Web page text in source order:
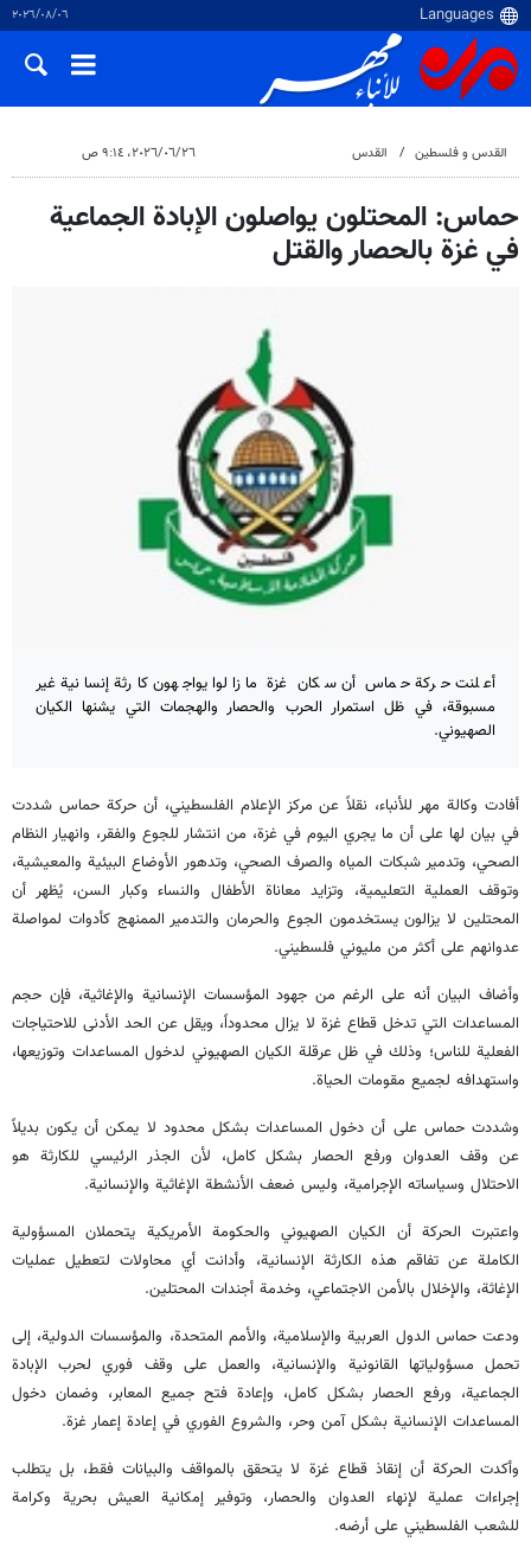
٠٦‏/٠٨‏/٢٠٢٦
القدس و فلسطین القدس ٢٦‏/٠٦‏/٢٠٢٦، ٩:١٤ ص
حماس: المحتلون يواصلون الإبادة الجماعية
في غزة بالحصار والقتل
أعلنت حركة حماس أن سكان غزة ما زالوا يواجهون كارثة إنسانية غير
مسبوقة، في ظل استمرار الحرب والحصار والهجمات التي يشنها الكيان
الصهيوني.
أفادت وكالة مهر للأنباء، نقلاً عن مركز الإعلام الفلسطيني، أن حركة حماس شددت
في بيان لها على أن ما يجري اليوم في غزة، من انتشار للجوع والفقر، وانهيار النظام
الصحي، وتدمير شبكات المياه والصرف الصحي، وتدهور الأوضاع البيئية والمعيشية،
وتوقف العملية التعليمية، وتزايد معاناة الأطفال والنساء وكبار السن، يُظهر أن
المحتلين لا يزالون يستخدمون الجوع والحرمان والتدمير الممنهج كأدوات لمواصلة
عدوانهم على أكثر من مليوني فلسطيني.
وأضاف البيان أنه على الرغم من جهود المؤسسات الإنسانية والإغاثية، فإن حجم
المساعدات التي تدخل قطاع غزة لا يزال محدوداً، ويقل عن الحد الأدنى للاحتياجات
الفعلية للناس؛ وذلك في ظل عرقلة الكيان الصهيوني لدخول المساعدات وتوزيعها،
واستهدافه لجميع مقومات الحياة.
وشددت حماس على أن دخول المساعدات بشكل محدود لا يمكن أن يكون بديلاً
عن وقف العدوان ورفع الحصار بشكل كامل، لأن الجذر الرئيسي للكارثة هو
الاحتلال وسياساته الإجرامية، وليس ضعف الأنشطة الإغاثية والإنسانية.
واعتبرت الحركة أن الكيان الصهيوني والحكومة الأمريكية يتحملان المسؤولية
الكاملة عن تفاقم هذه الكارثة الإنسانية، وأدانت أي محاولات لتعطيل عمليات
الإغاثة، والإخلال بالأمن الاجتماعي، وخدمة أجندات المحتلين.
ودعت حماس الدول العربية والإسلامية، والأمم المتحدة، والمؤسسات الدولية، إلى
تحمل مسؤولياتها القانونية والإنسانية، والعمل على وقف فوري لحرب الإبادة
الجماعية، ورفع الحصار بشكل كامل، وإعادة فتح جميع المعابر، وضمان دخول
المساعدات الإنسانية بشكل آمن وحر، والشروع الفوري في إعادة إعمار غزة.
وأكدت الحركة أن إنقاذ قطاع غزة لا يتحقق بالمواقف والبيانات فقط، بل يتطلب
إجراءات عملية لإنهاء العدوان والحصار، وتوفير إمكانية العيش بحرية وكرامة
للشعب الفلسطيني على أرضه.